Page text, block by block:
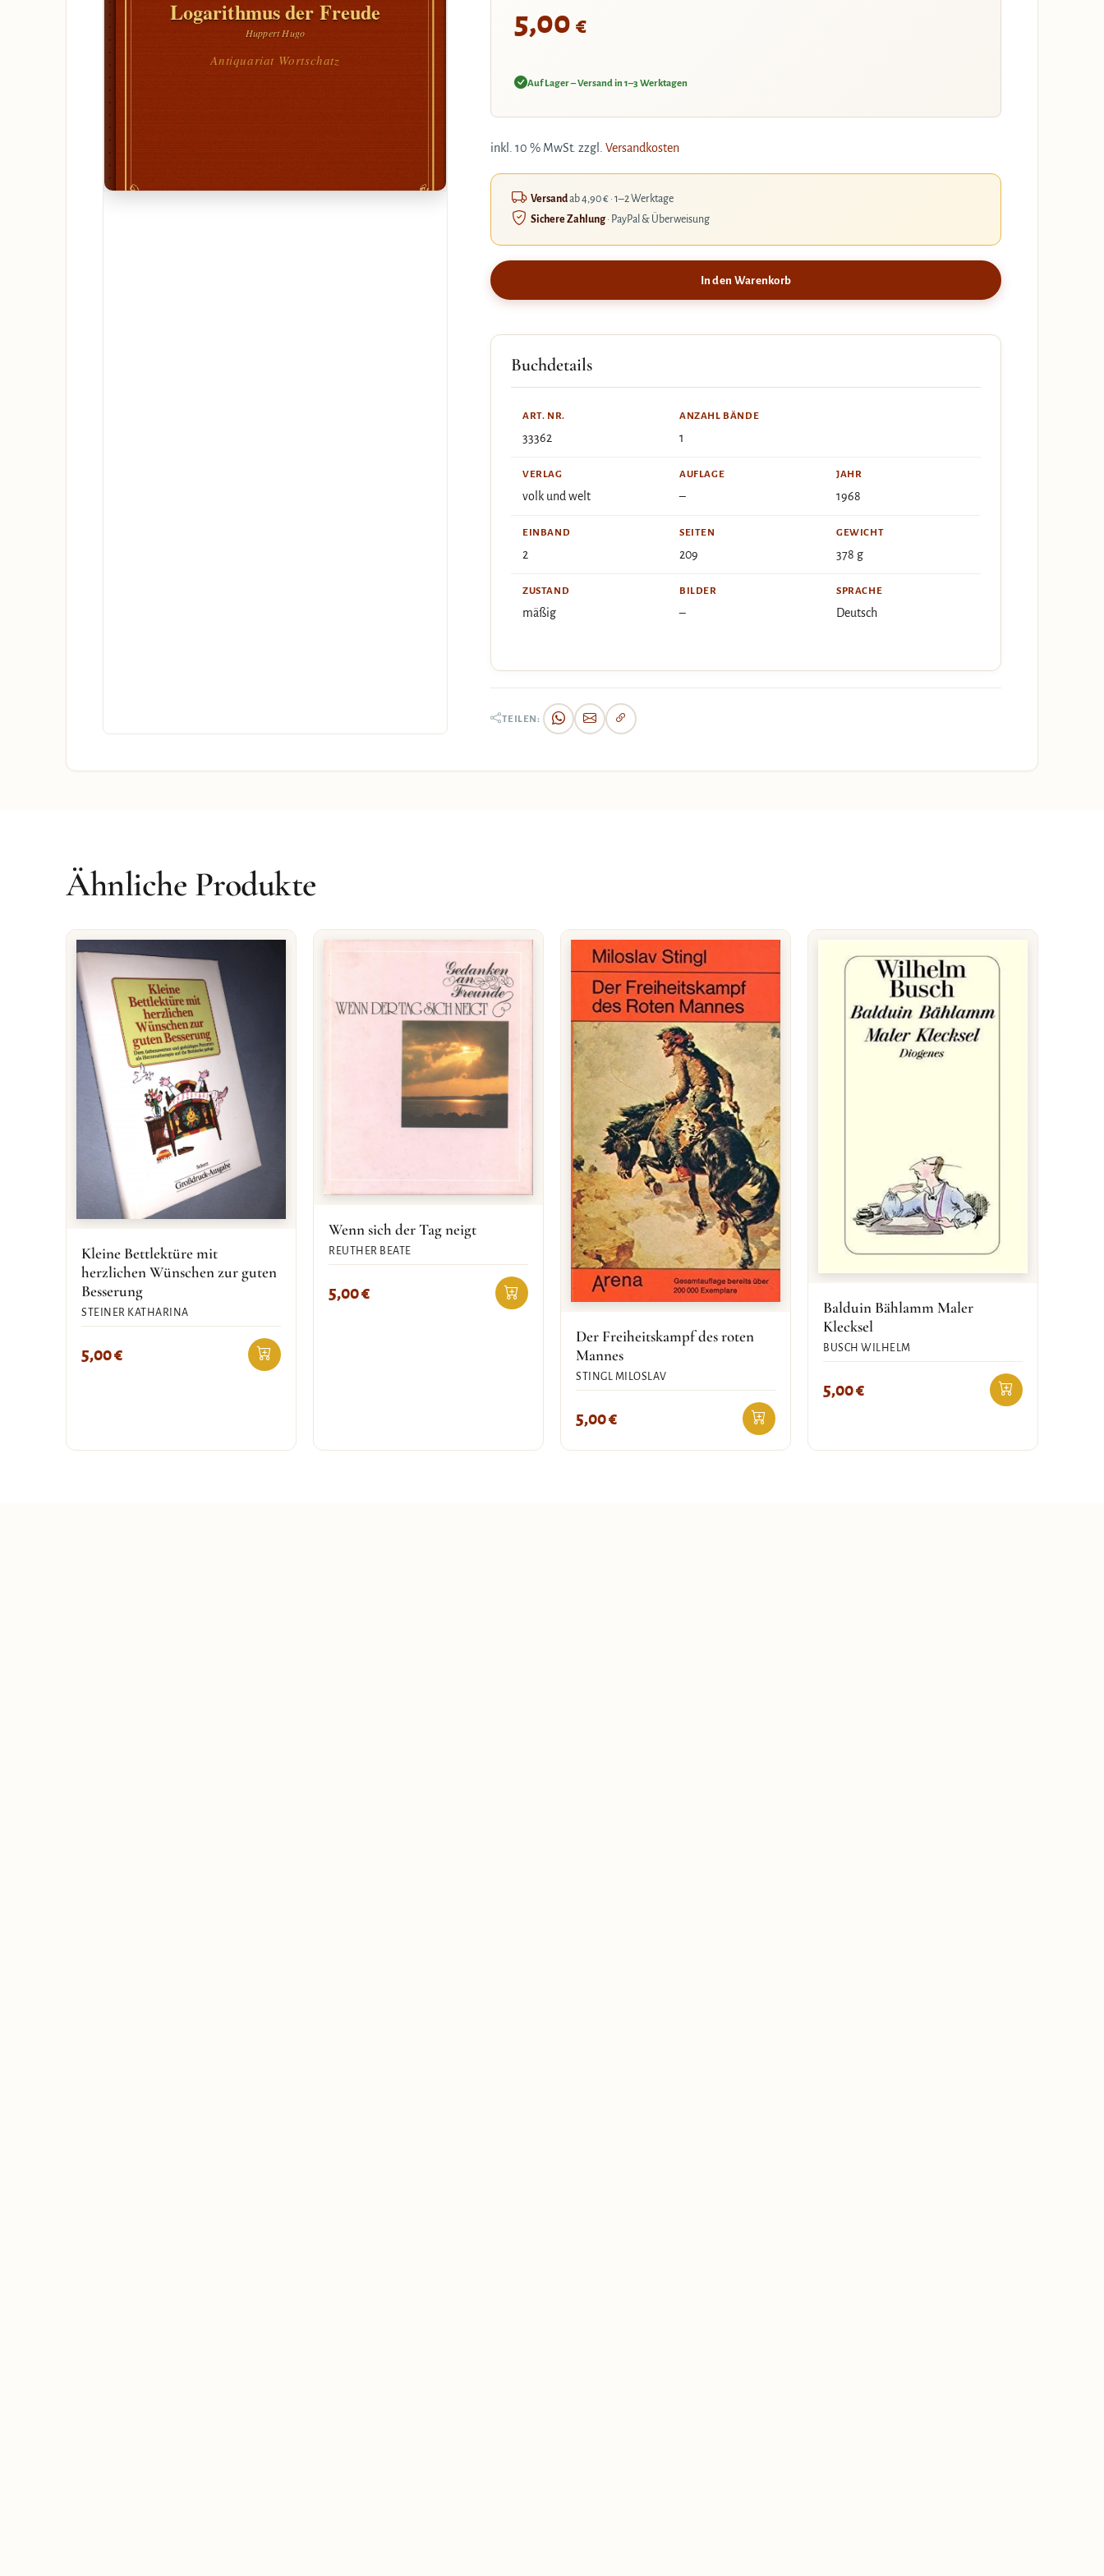
Logarithmus der Freude
Huppert Hugo
Antiquariat Wortschatz
5,00 €
Auf Lager – Versand in 1–3 Werktagen
inkl. 10 % MwSt. zzgl. Versandkosten
Versandab 4,90 € · 1–2 Werktage
Sichere Zahlung· PayPal & Überweisung
In den Warenkorb
Buchdetails
ART. NR.
33362
ANZAHL BÄNDE
1
VERLAG
volk und welt
AUFLAGE
–
JAHR
1968
EINBAND
2
SEITEN
209
GEWICHT
378 g
ZUSTAND
mäßig
BILDER
–
SPRACHE
Deutsch
TEILEN:
Ähnliche Produkte
Kleine Bettlektüre mit
herzlichen Wünschen zur guten
Besserung
STEINER KATHARINA
5,00€
Wenn sich der Tag neigt
REUTHER BEATE
5,00€
Der Freiheitskampf des roten
Mannes
STINGL MILOSLAV
5,00€
Balduin Bählamm Maler
Klecksel
BUSCH WILHELM
5,00€